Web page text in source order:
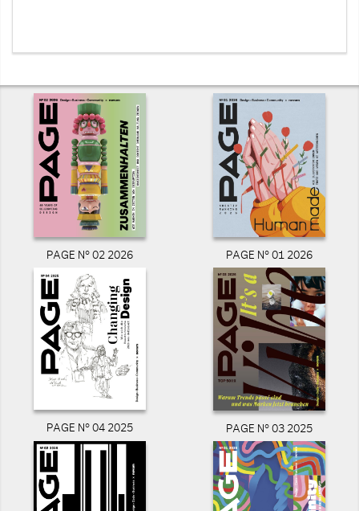
PAGE N° 02 2026 PAGE N° 01 2026
PAGE N° 04 2025 PAGE N° 03 2025